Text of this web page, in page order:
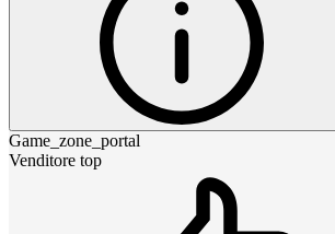
Game_zone_portal
Venditore top